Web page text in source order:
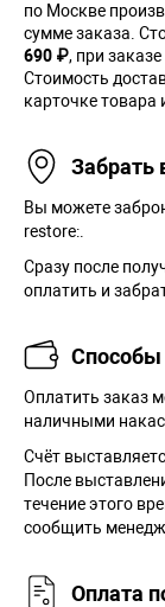
по Москве
сумме заказа.
690 ₽, при
Стоимость
карточке товара
Забрать
Вы можете
restore:.
Сразу после
оплатить и
Оплатить заказ
наличными
Cчёт
После
течение этого
сообщить
Оплата